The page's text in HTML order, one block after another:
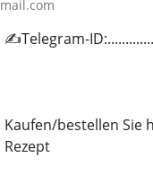
✍️Telegram-
Kaufen/bestellen Sie
Rezept